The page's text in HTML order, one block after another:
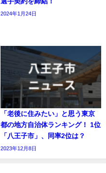
2024年1月24日
「老後に住みたい」と思う東京
都の地方自治体ランキング！ 1位
「八王子市」、同率2位は？
2023年12月8日